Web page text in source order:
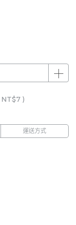
NT$7 )
運送方式